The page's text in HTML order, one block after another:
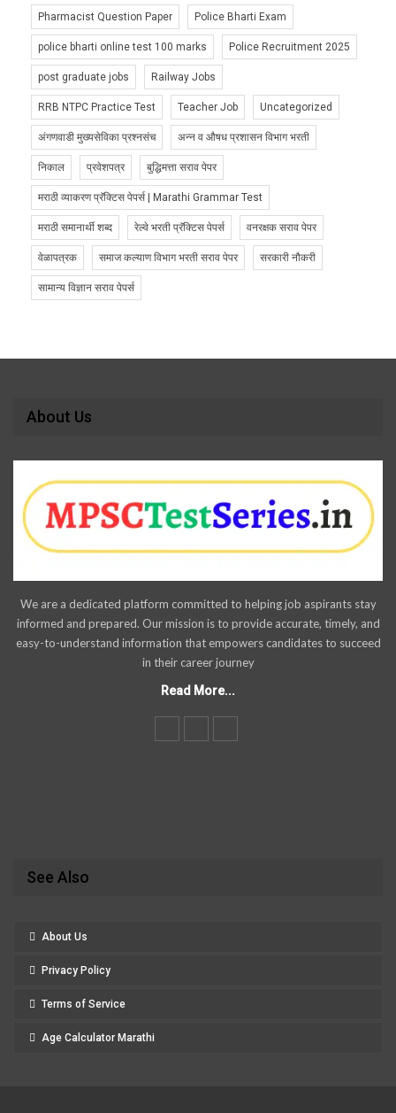
Pharmacist Question Paper Police Bharti Exam
police bharti online test 100 marks Police Recruitment 2025
post graduate jobs Railway Jobs
RRB NTPC Practice Test Teacher Job Uncategorized
अंगणवाडी मुख्यसेविका प्रश्नसंच अन्न व औषध प्रशासन विभाग भरती
निकाल प्रवेशपत्र बुद्धिमत्ता सराव पेपर
मराठी व्याकरण प्रॅक्टिस पेपर्स | Marathi Grammar Test
मराठी समानार्थी शब्द रेल्वे भरती प्रॅक्टिस पेपर्स वनरक्षक सराव पेपर
वेळापत्रक समाज कल्याण विभाग भरती सराव पेपर सरकारी नौकरी
सामान्य विज्ञान सराव पेपर्स
About Us
We are a dedicated platform committed to helping job aspirants stay
informed and prepared. Our mission is to provide accurate, timely, and
easy-to-understand information that empowers candidates to succeed
in their career journey
Read More...
See Also
About Us
Privacy Policy
Terms of Service
Age Calculator Marathi